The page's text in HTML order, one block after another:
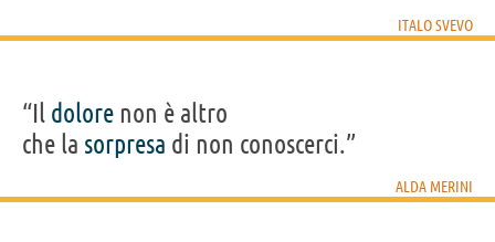
ITALO SVEVO
“Il dolore non è altro
che la sorpresa di non conoscerci.”
ALDA MERINI